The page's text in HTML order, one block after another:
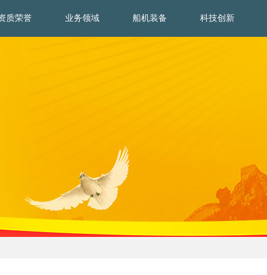
质荣誉 业务领域 船机装备 科技创新